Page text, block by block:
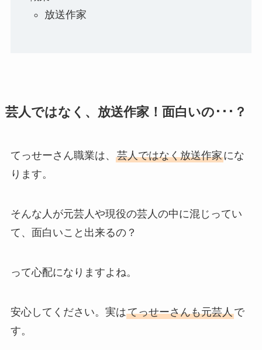
放送作家
芸人ではなく、放送作家！面白いの･･･？
てっせーさん職業は、 芸人ではなく放送作家にな
ります。
そんな人が元芸人や現役の芸人の中に混じってい
て、面白いこと出来るの？
って心配になりますよね。
安心してください。実はてっせーさんも元芸人で
す。